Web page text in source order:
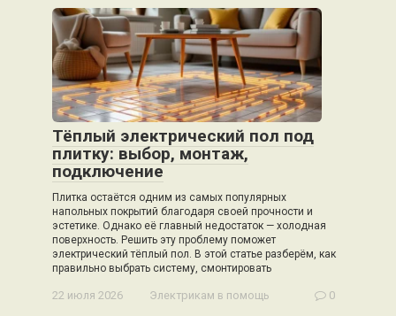
Тёплый электрический пол под
плитку: выбор, монтаж,
подключение
Плитка остаётся одним из самых популярных
напольных покрытий благодаря своей прочности и
эстетике. Однако её главный недостаток — холодная
поверхность. Решить эту проблему поможет
электрический тёплый пол. В этой статье разберём, как
правильно выбрать систему, смонтировать
22 июля 2026 Электрикам в помощь 0